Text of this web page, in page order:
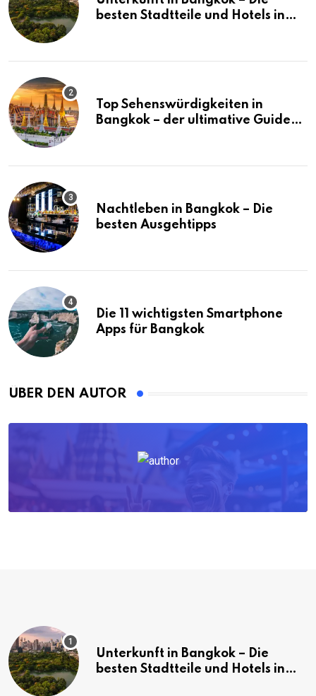
besten Stadtteile und Hotels in
Top Sehenswürdigkeiten in
Bangkok – der ultimative Guide
Nachtleben in Bangkok – Die
besten Ausgehtipps
Die 11 wichtigsten Smartphone
Apps für Bangkok
ÜBER DEN AUTOR
Unterkunft in Bangkok – Die
besten Stadtteile und Hotels in